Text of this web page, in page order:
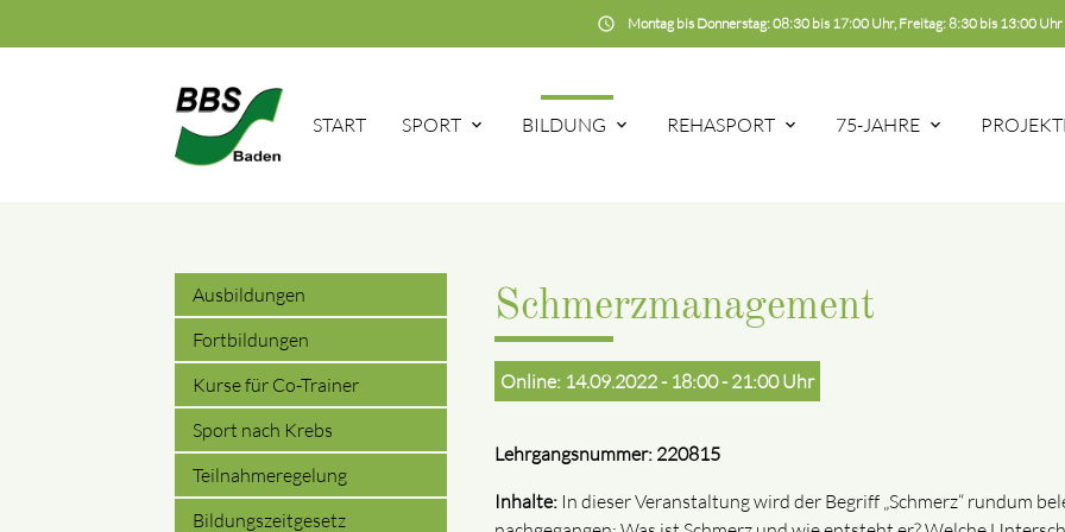
schedule Montag bis Donnerstag: 08:30 bis 17:00 Uhr, Freitag: 8:30 bis 13:00 Uhr
START SPORT BILDUNG REHASPORT 75-JAHRE
Schmerzmanagement
Online: 14.09.2022 - 18:00 - 21:00 Uhr
Lehrgangsnummer: 220815
Inhalte:In dieser Veranstaltung wird der Begriff „Schmerz“ rundum
Ausbildungen
Fortbildungen
Kurse für Co-Trainer
Sport nach Krebs
Teilnahmeregelung
Bildungszeitgesetz